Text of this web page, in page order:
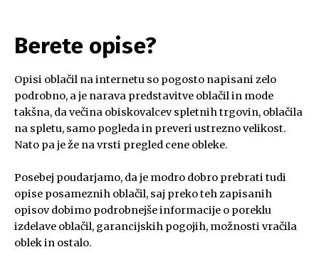
Berete opise?
Opisi oblačil na internetu so pogosto napisani zelo
podrobno, a je narava predstavitve oblačil in mode
takšna, da večina obiskovalcev spletnih trgovin, oblačila
na spletu, samo pogleda in preveri ustrezno velikost.
Nato pa je že na vrsti pregled cene obleke.
Posebej poudarjamo, da je modro dobro prebrati tudi
opise posameznih oblačil, saj preko teh zapisanih
opisov dobimo podrobnejše informacije o poreklu
izdelave oblačil, garancijskih pogojih, možnosti vračila
oblek in ostalo.